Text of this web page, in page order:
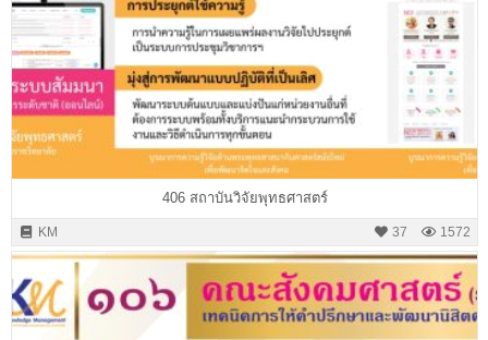
406 สถาบันวิจัยพุทธศาสตร์
KM 1572
37